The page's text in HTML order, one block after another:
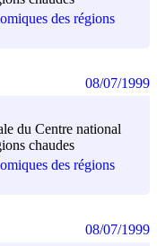
des régions
du Centre national
chaudes
des régions
08/07/1999
08/07/1999